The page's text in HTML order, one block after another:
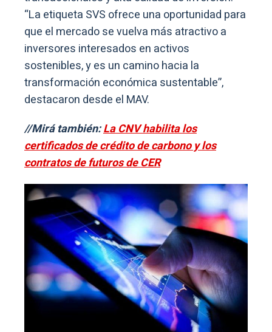
“La etiqueta SVS ofrece una oportunidad para
que el mercado se vuelva más atractivo a
inversores interesados en activos
sostenibles, y es un camino hacia la
transformación económica sustentable”,
destacaron desde el MAV.
//Mirá también:La CNV habilita los
certificados de crédito de carbono y los
contratos de futuros de CER